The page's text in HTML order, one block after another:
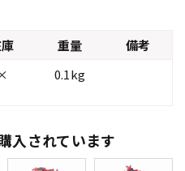
重量
備考
0.1kg
入されています